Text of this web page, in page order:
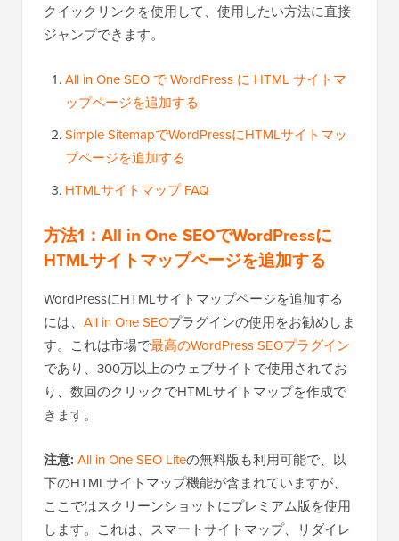
クイックリンクを使用して、使用したい方法に直接
ジャンプできます。
All in One SEO で WordPress に HTML サイトマ
ップページを追加する
Simple SitemapでWordPressにHTMLサイトマッ
プページを追加する
HTMLサイトマップ FAQ
方法1：All in One SEOでWordPressに
HTMLサイトマップページを追加する
WordPressにHTMLサイトマップページを追加する
には、 All in One SEOプラグインの使用をお勧めしま
す。これは市場で最高のWordPress SEOプラグイン
であり、300万以上のウェブサイトで使用されてお
り、数回のクリックでHTMLサイトマップを作成で
きます。
注意: All in One SEO Liteの無料版も利用可能で、以
下のHTMLサイトマップ機能が含まれていますが、
ここではスクリーンショットにプレミアム版を使用
します。これは、スマートサイトマップ、リダイレ